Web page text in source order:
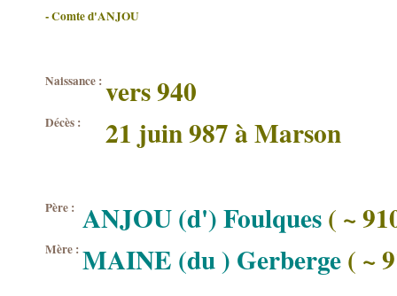
- Comte d'ANJOU
Naissance : vers 940
Décès : 21 juin 987 à Marson
Père : ANJOU (d') Foulques( ~
Mère : MAINE (du ) Gerberge( ~